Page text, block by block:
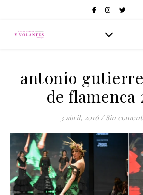
antonio
de flamenca
3 abril, 2016 / Sin